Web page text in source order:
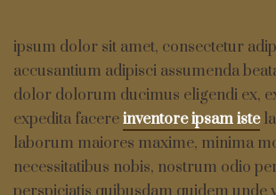
ipsum dolor sit amet, consectetur
accusantium adipisci assumenda
dolor dolorum ducimus eligendi ex,
expedita facereinventore ipsam iste
laborum maiores maxime, minima
necessitatibus nobis, nostrum odio